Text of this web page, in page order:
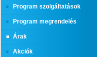
Program szolgáltatások
Program megrendelés
Árak
Akciók